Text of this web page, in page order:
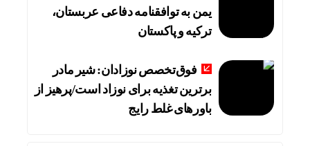
یمن به توافقنامه دفاعی عربستان،
ترکیه و پاکستان
فوق‌تخصص نوزادان: شیر مادر
برترین تغذیه برای نوزاد است/پرهیز از
باورهای غلط رایج